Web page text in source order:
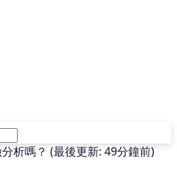
析嗎？ (最後更新: 49分鐘前)